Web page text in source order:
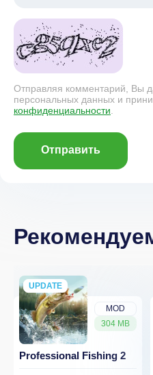
Отправляя комментарий, Вы
персональных данных и
конфиденциальности.
Отправить
MOD
304 MB
UPDATE
NEW
Professional Fishing 2